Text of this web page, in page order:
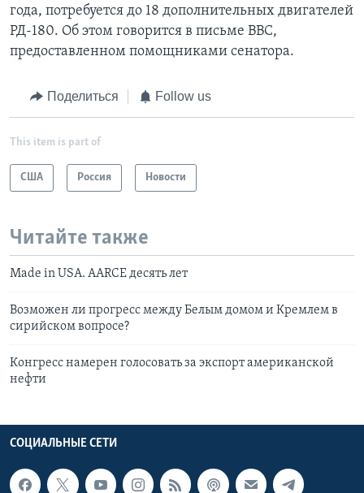
года, потребуется до 18 дополнительных двигателей
РД-180. Об этом говорится в письме ВВС,
предоставленном помощниками сенатора.
Поделиться Follow us
This item is part of
США Россия Новости
Читайте также
Made in USA. AARCE десять лет
Возможен ли прогресс между Белым домом и Кремлем в
сирийском вопросе?
Конгресс намерен голосовать за экспорт американской
нефти
СОЦИАЛЬНЫЕ СЕТИ